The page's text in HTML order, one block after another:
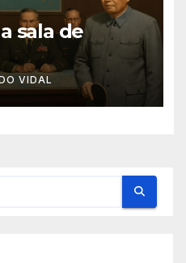
sala de
VIDAL